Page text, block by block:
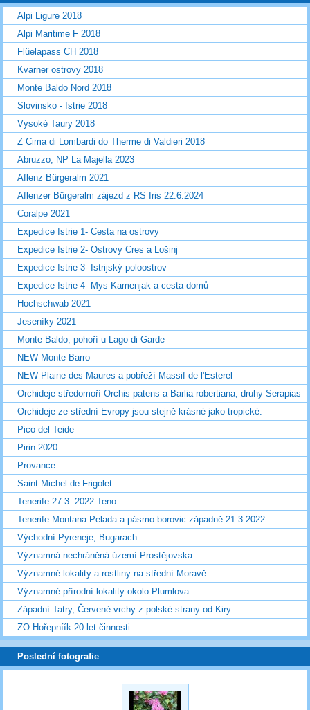
Alpi Ligure 2018
Alpi Maritime F 2018
Flüelapass CH 2018
Kvarner ostrovy 2018
Monte Baldo Nord 2018
Slovinsko - Istrie 2018
Vysoké Taury 2018
Z Cima di Lombardi do Therme di Valdieri 2018
Abruzzo, NP La Majella 2023
Aflenz Bürgeralm 2021
Aflenzer Bürgeralm zájezd z RS Iris 22.6.2024
Coralpe 2021
Expedice Istrie 1- Cesta na ostrovy
Expedice Istrie 2- Ostrovy Cres a Lošinj
Expedice Istrie 3- Istrijský poloostrov
Expedice Istrie 4- Mys Kamenjak a cesta domů
Hochschwab 2021
Jeseníky 2021
Monte Baldo, pohoří u Lago di Garde
NEW Monte Barro
NEW Plaine des Maures a pobřeží Massif de l'Esterel
Orchideje středomoří Orchis patens a Barlia robertiana, druhy Serapias
Orchideje ze střední Evropy jsou stejně krásné jako tropické.
Pico del Teide
Pirin 2020
Provance
Saint Michel de Frigolet
Tenerife 27.3. 2022 Teno
Tenerife Montana Pelada a pásmo borovic západně 21.3.2022
Východní Pyreneje, Bugarach
Významná nechráněná území Prostějovska
Významné lokality a rostliny na střední Moravě
Významné přírodní lokality okolo Plumlova
Západní Tatry, Červené vrchy z polské strany od Kiry.
ZO Hořepníík 20 let činnosti
Poslední fotografie